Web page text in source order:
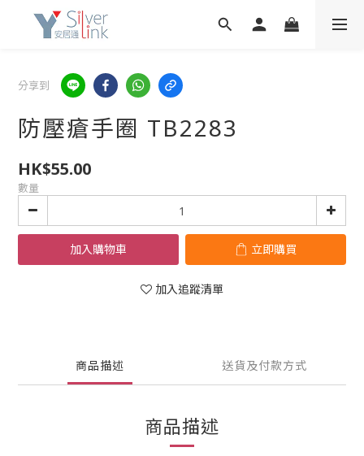
分享到
防壓瘡手圈 TB2283
HK$55.00
數量
加入購物車 立即購買
加入追蹤清單
商品描述 送貨及付款方式
商品描述